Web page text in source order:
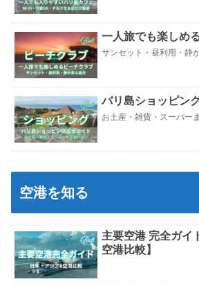
一人旅でも楽しめ
サンセット・昼利用・静
バリ島ショッピン
お土産・雑貨・スーパー
空港を知る
主要空港 完全ガイ
空港比較】